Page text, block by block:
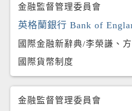
金融監督管理委員會
英格蘭銀行 Bank of
國際金融新辭典/李榮謙、
國際貨幣制度
金融監督管理委員會